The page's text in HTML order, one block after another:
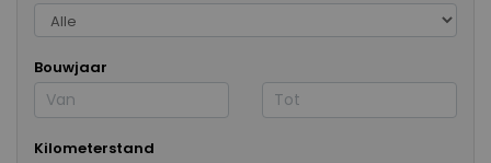
Bouwjaar
Kilometerstand